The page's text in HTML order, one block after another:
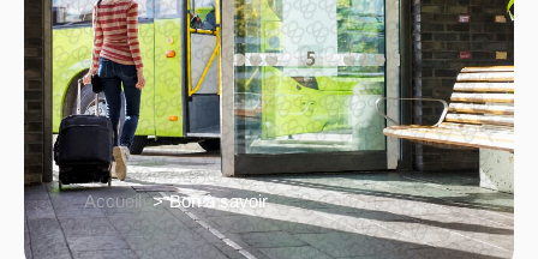
Accueil Bon à savoir